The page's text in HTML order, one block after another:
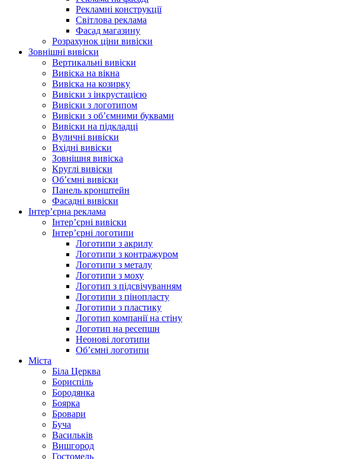
Рекламні конструкції
Світлова реклама
Фасад магазину
Розрахунок ціни вивіски
Зовнішні вивіски
Вертикальні вивіски
Вивіска на вікна
Вивіска на козирку
Вивіски з інкрустацією
Вивіски з логотипом
Вивіски з об’ємними буквами
Вивіски на підкладці
Вуличні вивіски
Вхідні вивіски
Зовнішня вивіска
Круглі вивіски
Об’ємні вивіски
Панель кронштейн
Фасадні вивіски
Інтер’єрна реклама
Інтер’єрні вивіски
Інтер’єрні логотипи
Логотипи з акрилу
Логотипи з контражуром
Логотипи з металу
Логотипи з моху
Логотип з підсвічуванням
Логотипи з пінопласту
Логотипи з пластику
Логотип компанії на стіну
Логотип на ресепшн
Неонові логотипи
Об’ємні логотипи
Міста
Біла Церква
Бориспіль
Бородянка
Боярка
Бровари
Буча
Васильків
Вишгород
Гостомель